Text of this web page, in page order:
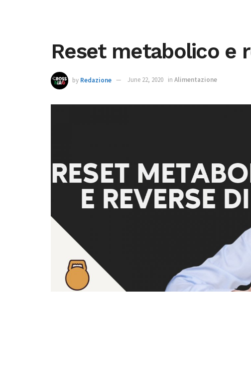
Reset metabolico e
by Redazione June 22, 2020 in Alimentazione